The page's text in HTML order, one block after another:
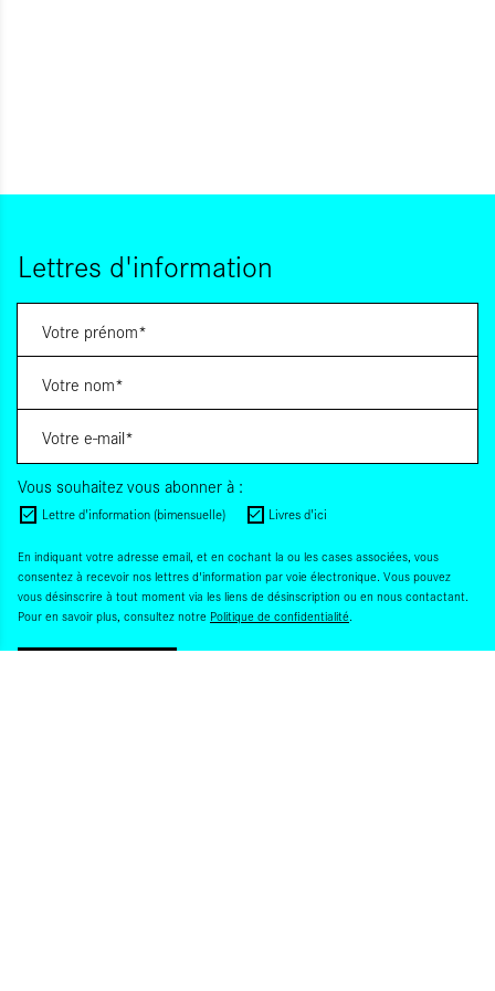
Lettres d'information
Vous souhaitez vous abonner à :
Lettre d'information (bimensuelle) Livres d'ici
En indiquant votre adresse email, et en cochant la ou les cases associées, vous
consentez à recevoir nos lettres d'information par voie électronique. Vous pouvez
vous désinscrire à tout moment via les liens de désinscription ou en nous contactant.
Pour en savoir plus, consultez notre Politique de confidentialité.